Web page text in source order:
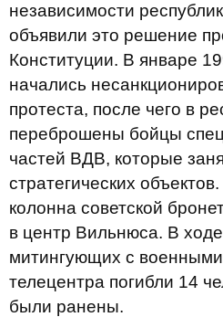
независимости
объявили это решение
Конституции. В январе
начались
протеста, после чего в
переброшены бойцы
частей ВДВ, которые
стратегических
колонна советской
в центр Вильнюса. В
митингующих с
телецентра погибли 14
были ранены.